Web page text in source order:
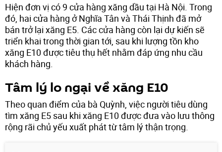
Hiện đơn vị có 9 cửa hàng xăng dầu tại Hà Nội. Trong
đó, hai cửa hàng ở Nghĩa Tân và Thái Thịnh đã mở
bán trở lại xăng E5. Các cửa hàng còn lại dự kiến sẽ
triển khai trong thời gian tới, sau khi lượng tồn kho
xăng E10 được tiêu thụ hết nhằm đáp ứng nhu cầu
khách hàng.
Tâm lý lo ngại về xăng E10
Theo quan điểm của bà Quỳnh, việc người tiêu dùng
tìm xăng E5 sau khi xăng E10 được đưa vào lưu thông
rộng rãi chủ yếu xuất phát từ tâm lý thận trọng.